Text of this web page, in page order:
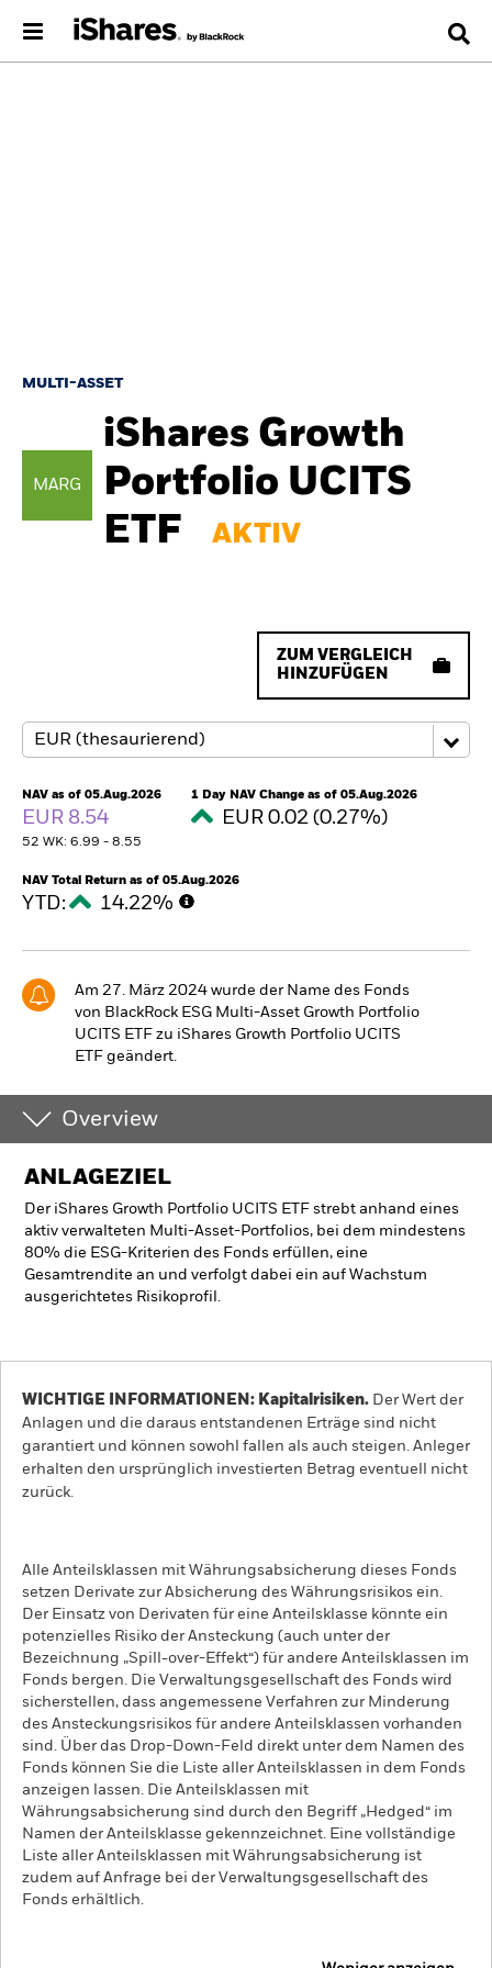
MULTI-ASSET
MARG
iShares Growth
Portfolio UCITS
ETF
AKTIV
ZUM VERGLEICH
HINZUFÜGEN
NAV as of 05.Aug.2026
EUR 8.54
52 WK: 6.99 - 8.55
1 Day NAV Change as of 05.Aug.2026
EUR 0.02 (0.27%)
NAV Total Return as of 05.Aug.2026
YTD: 14.22%
Am 27. März 2024 wurde der Name des Fonds
von BlackRock ESG Multi-Asset Growth Portfolio
UCITS ETF zu iShares Growth Portfolio UCITS
ETF geändert.
Overview
ANLAGEZIEL
Der iShares Growth Portfolio UCITS ETF strebt anhand eines
aktiv verwalteten Multi-Asset-Portfolios, bei dem mindestens
80% die ESG-Kriterien des Fonds erfüllen, eine
Gesamtrendite an und verfolgt dabei ein auf Wachstum
ausgerichtetes Risikoprofil.
WICHTIGE INFORMATIONEN: Kapitalrisiken. Der Wert der
Anlagen und die daraus entstandenen Erträge sind nicht
garantiert und können sowohl fallen als auch steigen. Anleger
erhalten den ursprünglich investierten Betrag eventuell nicht
zurück.
Alle Anteilsklassen mit Währungsabsicherung dieses Fonds
setzen Derivate zur Absicherung des Währungsrisikos ein.
Der Einsatz von Derivaten für eine Anteilsklasse könnte ein
potenzielles Risiko der Ansteckung (auch unter der
Bezeichnung „Spill-over-Effekt“) für andere Anteilsklassen im
Fonds bergen. Die Verwaltungsgesellschaft des Fonds wird
sicherstellen, dass angemessene Verfahren zur Minderung
des Ansteckungsrisikos für andere Anteilsklassen vorhanden
sind. Über das Drop-Down-Feld direkt unter dem Namen des
Fonds können Sie die Liste aller Anteilsklassen in dem Fonds
anzeigen lassen. Die Anteilsklassen mit
Währungsabsicherung sind durch den Begriff „Hedged“ im
Namen der Anteilsklasse gekennzeichnet. Eine vollständige
Liste aller Anteilsklassen mit Währungsabsicherung ist
zudem auf Anfrage bei der Verwaltungsgesellschaft des
Fonds erhältlich.